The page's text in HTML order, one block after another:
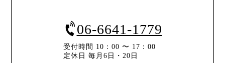
06-6641-1779
受付時間 10：00 〜 17：00
定休日 毎月6日・20日